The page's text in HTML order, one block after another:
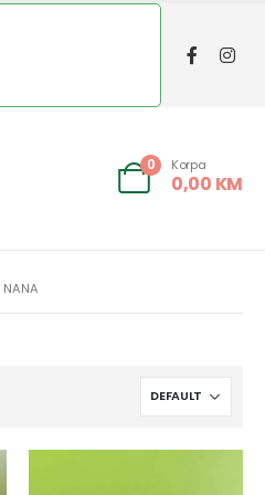
0 Korpa
0,00 KM
NANA